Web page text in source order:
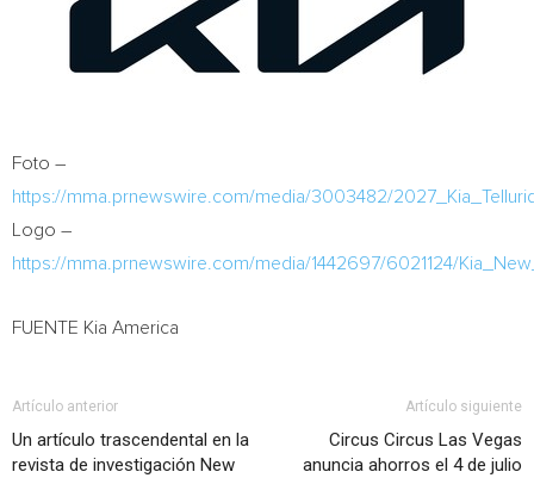
Foto –
https://mma.prnewswire.com/media/3003482/
Logo –
https://mma.prnewswire.com/media/1442697/6021124/
FUENTE Kia America
Artículo anterior
Un artículo trascendental en la
revista de investigación New
Artículo siguiente
Circus Circus Las Vegas
anuncia ahorros el 4 de julio